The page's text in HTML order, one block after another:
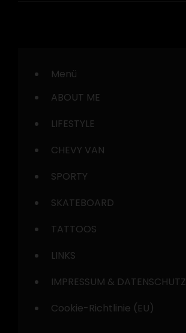
Menü
ABOUT ME
LIFESTYLE
CHEVY VAN
SPORTY
SKATEBOARD
TATTOOS
LINKS
IMPRESSUM & DATENSCHUTZ
Cookie-Richtlinie (EU)